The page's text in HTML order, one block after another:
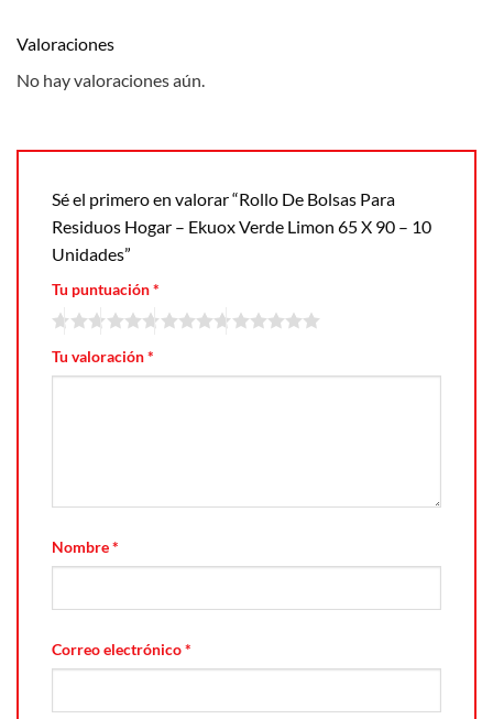
Valoraciones
No hay valoraciones aún.
Sé el primero en valorar “Rollo De Bolsas Para
Residuos Hogar – Ekuox Verde Limon 65 X 90 – 10
Unidades”
Tu puntuación*
Tu valoración*
Nombre*
Correo electrónico*